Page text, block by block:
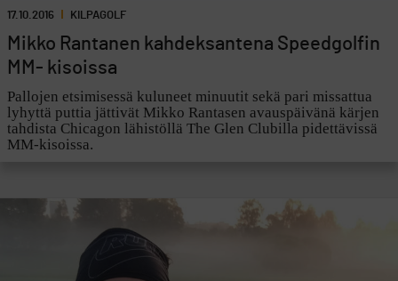
17.10.2016 KILPAGOLF
Mikko Rantanen kahdeksantena Speedgolfin
MM- kisoissa
Pallojen etsimisessä kuluneet minuutit sekä pari missattua
lyhyttä puttia jättivät Mikko Rantasen avauspäivänä kärjen
tahdista Chicagon lähistöllä The Glen Clubilla pidettävissä
MM-kisoissa.